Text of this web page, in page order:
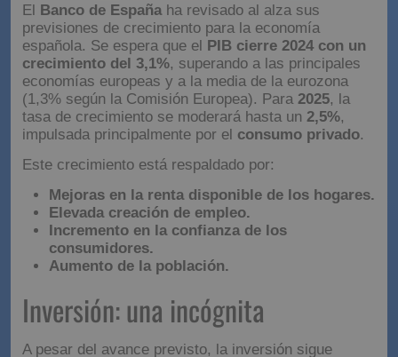
El Banco de España ha revisado al alza sus
previsiones de crecimiento para la economía
española. Se espera que el PIB cierre 2024 con un
crecimiento del 3,1%, superando a las principales
economías europeas y a la media de la eurozona
(1,3% según la Comisión Europea). Para 2025, la
tasa de crecimiento se moderará hasta un 2,5%,
impulsada principalmente por el consumo privado.
Este crecimiento está respaldado por:
Mejoras en la renta disponible de los hogares.
Elevada creación de empleo.
Incremento en la confianza de los
consumidores.
Aumento de la población.
Inversión: una incógnita
A pesar del avance previsto, la inversión sigue